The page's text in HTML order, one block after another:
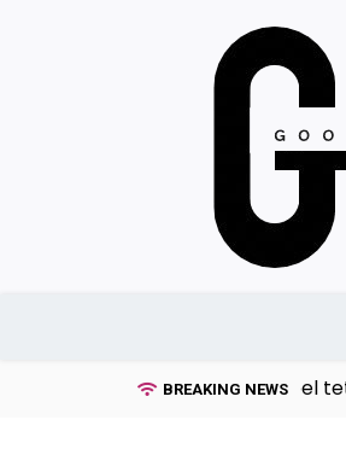
BREAKING NEWS
Kaos Pria Tahun Ini, Simpel